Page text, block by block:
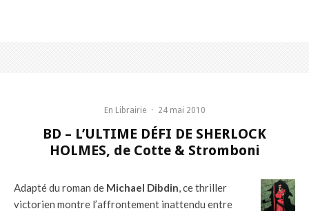
En Librairie · 24 mai 2010
BD – L’ULTIME DÉFI DE SHERLOCK
HOLMES, de Cotte & Stromboni
Adapté du roman de Michael Dibdin, ce thriller
victorien montre l’affrontement inattendu entre